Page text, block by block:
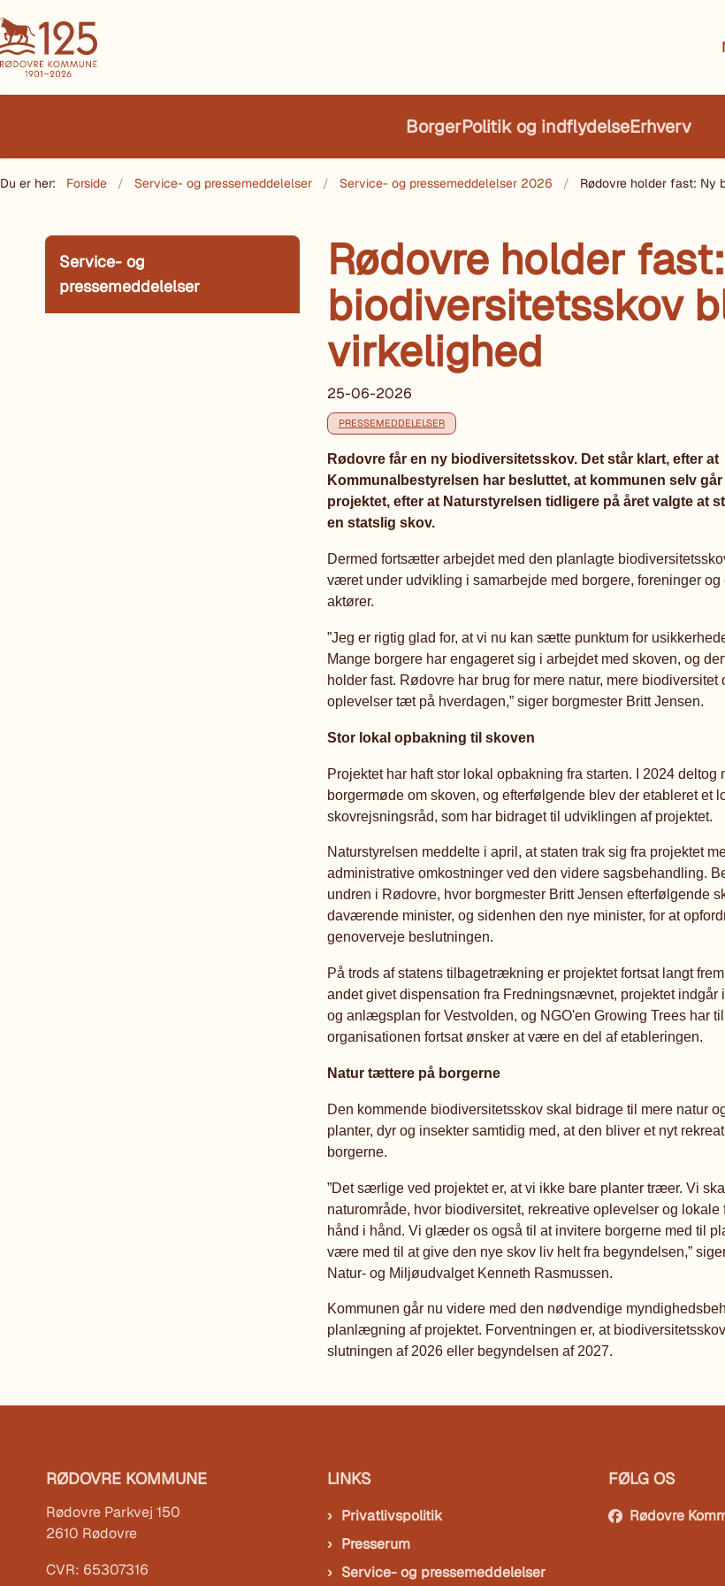
BorgerPolitik og indflydelseErhverv
Du er her: Forside Service- og pressemeddelelser Service- og pressemeddelelser 2026 Rødovre holder fast: Ny
Service- og
pressemeddelelser
Rødovre holder
biodiversitetsskov
virkelighed
25-06-2026
PRESSEMEDDELELSER
Rødovre får en ny biodiversitetsskov. Det står klart, efter at
Kommunalbestyrelsen har besluttet, at kommunen selv går
projektet, efter at Naturstyrelsen tidligere på året valgte at
en statslig skov.
Dermed fortsætter arbejdet med den planlagte
været under udvikling i samarbejde med borgere, foreninger
aktører.
”Jeg er rigtig glad for, at vi nu kan sætte punktum for
Mange borgere har engageret sig i arbejdet med skoven, og
holder fast. Rødovre har brug for mere natur, mere biodiversitet
oplevelser tæt på hverdagen,” siger borgmester Britt Jensen.
Stor lokal opbakning til skoven
Projektet har haft stor lokal opbakning fra starten. I 2024 deltog
borgermøde om skoven, og efterfølgende blev der etableret et
skovrejsningsråd, som har bidraget til udviklingen af projektet.
Naturstyrelsen meddelte i april, at staten trak sig fra projektet
administrative omkostninger ved den videre sagsbehandling.
undren i Rødovre, hvor borgmester Britt Jensen efterfølgende
daværende minister, og sidenhen den nye minister, for at
genoverveje beslutningen.
På trods af statens tilbagetrækning er projektet fortsat langt
andet givet dispensation fra Fredningsnævnet, projektet
og anlægsplan for Vestvolden, og NGO'en Growing Trees har
organisationen fortsat ønsker at være en del af etableringen.
Natur tættere på borgerne
Den kommende biodiversitetsskov skal bidrage til mere natur
planter, dyr og insekter samtidig med, at den bliver et nyt
borgerne.
”Det særlige ved projektet er, at vi ikke bare planter træer. Vi
naturområde, hvor biodiversitet, rekreative oplevelser og
hånd i hånd. Vi glæder os også til at invitere borgerne med til
være med til at give den nye skov liv helt fra begyndelsen,”
Natur- og Miljøudvalget Kenneth Rasmussen.
Kommunen går nu videre med den nødvendige
planlægning af projektet. Forventningen er, at
slutningen af 2026 eller begyndelsen af 2027.
RØDOVRE KOMMUNE
Rødovre Parkvej 150
2610 Rødovre
CVR: 65307316
LINKS
Privatlivspolitik
Presserum
Service- og pressemeddelelser
FØLG OS
Rødovre